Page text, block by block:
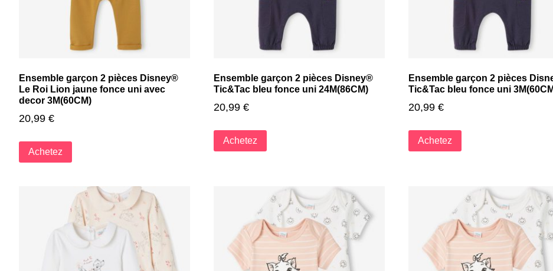
Ensemble garçon 2 pièces Disney®
Le Roi Lion jaune fonce uni avec
decor 3M(60CM)
20,99 €
Achetez
Ensemble garçon 2 pièces Disney®
Tic&Tac bleu fonce uni 24M(86CM)
20,99 €
Achetez
Ensemble garçon 2 pièces
Tic&Tac bleu fonce uni
20,99 €
Achetez